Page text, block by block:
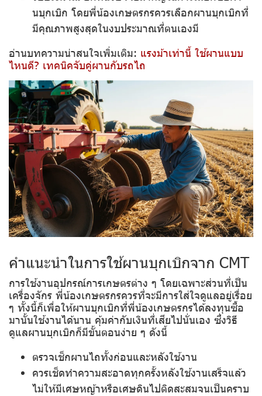
นบุกเบิก โดยพี่น้องเกษตรกรควรเลือกผานบุกเบิกที่
มีคุณภาพสูงสุดในงบประมาณที่ตนเองมี
อ่านบทความน่าสนใจเพิ่มเติม: แรงม้าเท่านี้ ใช้ผานแบบ
ไหนดี? เทคนิคจับคู่ผานกับรถไถ
คำแนะนำในการใช้ผานบุกเบิกจาก CMT
การใช้งานอุปกรณ์การเกษตรต่าง ๆ โดยเฉพาะส่วนที่เป็น
เครื่องจักร พี่น้องเกษตรกรควรที่จะมีการใส่ใจดูแลอยู่เรื่อย
ๆ ทั้งนี้ก็เพื่อให้ผานบุกเบิกที่พี่น้องเกษตรกรได้ลงทุนซื้อ
มานั้นใช้งานได้นาน คุ้มค่ากับเงินที่เสียไปนั่นเอง ซึ่งวิธี
ดูแลผานบุกเบิกก็มีขั้นตอนง่าย ๆ ดังนี้
ตรวจเช็กผานไถทั้งก่อนและหลังใช้งาน
ควรเช็ดทำความสะอาดทุกครั้งหลังใช้งานเสร็จแล้ว
ไม่ให้มีเศษหญ้าหรือเศษดินไปติดสะสมจนเป็นคราบ